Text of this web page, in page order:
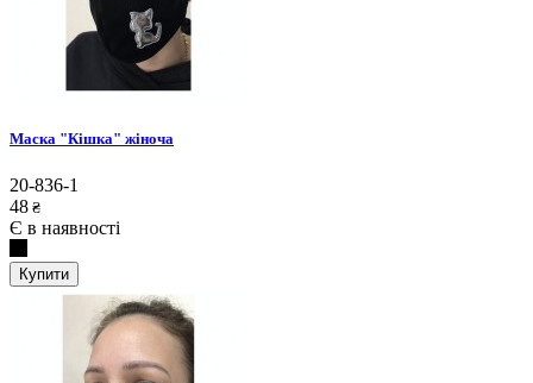
Маска "Кішка" жіноча
20-836-1
48 ₴
Є в наявності
Купити